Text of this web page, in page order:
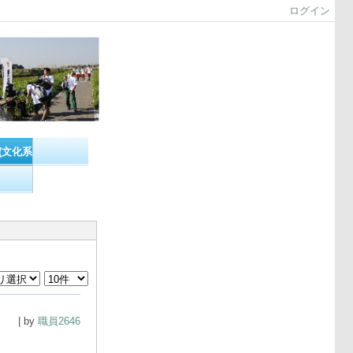
ログイン
化系）
| by 職員2646